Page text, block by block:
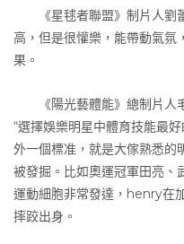
《星毬者聯盟》制片人劉
高，但是很懽樂，能帶動氣氛
果。
《陽光藝體能》總制片人
“選擇娛樂明星中體育技能最
外一個標准，就是大傢熟悉的
被發掘。比如奧運冠軍田亮、
運動細胞非常發達，henry在
摔跤出身。